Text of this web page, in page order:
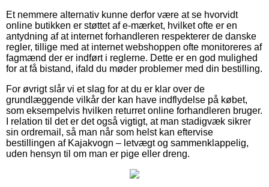
Et nemmere alternativ kunne derfor være at se hvorvidt
online butikken er støttet af e-mærket, hvilket ofte er en
antydning af at internet forhandleren respekterer de danske
regler, tillige med at internet webshoppen ofte monitoreres af
fagmænd der er indført i reglerne. Dette er en god mulighed
for at få bistand, ifald du møder problemer med din bestilling.
For øvrigt slår vi et slag for at du er klar over de
grundlæggende vilkår der kan have indflydelse på købet,
som eksempelvis hvilken returret online forhandleren bruger.
I relation til det er det også vigtigt, at man stadigvæk sikrer
sin ordremail, så man når som helst kan eftervise
bestillingen af Kajakvogn – letvægt og sammenklappelig,
uden hensyn til om man er pige eller dreng.